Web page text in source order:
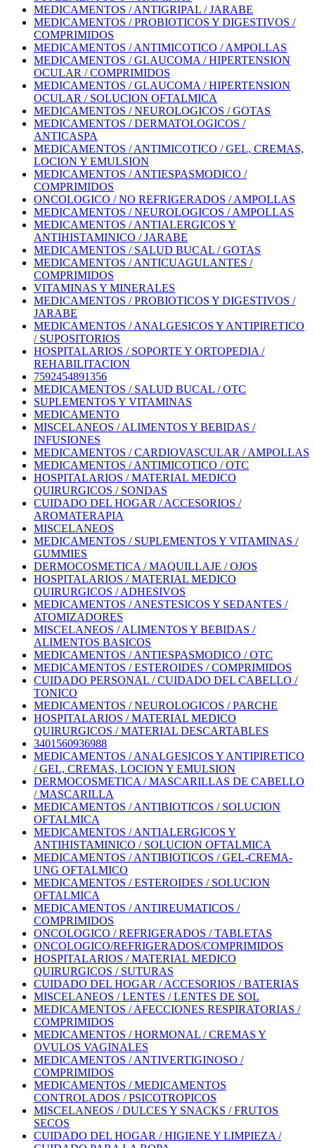
MEDICAMENTOS / ANTIGRIPAL / JARABE
MEDICAMENTOS / PROBIOTICOS Y DIGESTIVOS /
COMPRIMIDOS
MEDICAMENTOS / ANTIMICOTICO / AMPOLLAS
MEDICAMENTOS / GLAUCOMA / HIPERTENSION
OCULAR / COMPRIMIDOS
MEDICAMENTOS / GLAUCOMA / HIPERTENSION
OCULAR / SOLUCION OFTALMICA
MEDICAMENTOS / NEUROLOGICOS / GOTAS
MEDICAMENTOS / DERMATOLOGICOS /
ANTICASPA
MEDICAMENTOS / ANTIMICOTICO / GEL, CREMAS,
LOCION Y EMULSION
MEDICAMENTOS / ANTIESPASMODICO /
COMPRIMIDOS
ONCOLOGICO / NO REFRIGERADOS / AMPOLLAS
MEDICAMENTOS / NEUROLOGICOS / AMPOLLAS
MEDICAMENTOS / ANTIALERGICOS Y
ANTIHISTAMINICO / JARABE
MEDICAMENTOS / SALUD BUCAL / GOTAS
MEDICAMENTOS / ANTICUAGULANTES /
COMPRIMIDOS
VITAMINAS Y MINERALES
MEDICAMENTOS / PROBIOTICOS Y DIGESTIVOS /
JARABE
MEDICAMENTOS / ANALGESICOS Y ANTIPIRETICO
/ SUPOSITORIOS
HOSPITALARIOS / SOPORTE Y ORTOPEDIA /
REHABILITACION
7592454891356
MEDICAMENTOS / SALUD BUCAL / OTC
SUPLEMENTOS Y VITAMINAS
MEDICAMENTO
MISCELANEOS / ALIMENTOS Y BEBIDAS /
INFUSIONES
MEDICAMENTOS / CARDIOVASCULAR / AMPOLLAS
MEDICAMENTOS / ANTIMICOTICO / OTC
HOSPITALARIOS / MATERIAL MEDICO
QUIRURGICOS / SONDAS
CUIDADO DEL HOGAR / ACCESORIOS /
AROMATERAPIA
MISCELANEOS
MEDICAMENTOS / SUPLEMENTOS Y VITAMINAS /
GUMMIES
DERMOCOSMETICA / MAQUILLAJE / OJOS
HOSPITALARIOS / MATERIAL MEDICO
QUIRURGICOS / ADHESIVOS
MEDICAMENTOS / ANESTESICOS Y SEDANTES /
ATOMIZADORES
MISCELANEOS / ALIMENTOS Y BEBIDAS /
ALIMENTOS BASICOS
MEDICAMENTOS / ANTIESPASMODICO / OTC
MEDICAMENTOS / ESTEROIDES / COMPRIMIDOS
CUIDADO PERSONAL / CUIDADO DEL CABELLO /
TONICO
MEDICAMENTOS / NEUROLOGICOS / PARCHE
HOSPITALARIOS / MATERIAL MEDICO
QUIRURGICOS / MATERIAL DESCARTABLES
3401560936988
MEDICAMENTOS / ANALGESICOS Y ANTIPIRETICO
/ GEL, CREMAS, LOCION Y EMULSION
DERMOCOSMETICA / MASCARILLAS DE CABELLO
/ MASCARILLA
MEDICAMENTOS / ANTIBIOTICOS / SOLUCION
OFTALMICA
MEDICAMENTOS / ANTIALERGICOS Y
ANTIHISTAMINICO / SOLUCION OFTALMICA
MEDICAMENTOS / ANTIBIOTICOS / GEL-CREMA-
UNG OFTALMICO
MEDICAMENTOS / ESTEROIDES / SOLUCION
OFTALMICA
MEDICAMENTOS / ANTIREUMATICOS /
COMPRIMIDOS
ONCOLOGICO / REFRIGERADOS / TABLETAS
ONCOLOGICO/REFRIGERADOS/COMPRIMIDOS
HOSPITALARIOS / MATERIAL MEDICO
QUIRURGICOS / SUTURAS
CUIDADO DEL HOGAR / ACCESORIOS / BATERIAS
MISCELANEOS / LENTES / LENTES DE SOL
MEDICAMENTOS / AFECCIONES RESPIRATORIAS /
COMPRIMIDOS
MEDICAMENTOS / HORMONAL / CREMAS Y
OVULOS VAGINALES
MEDICAMENTOS / ANTIVERTIGINOSO /
COMPRIMIDOS
MEDICAMENTOS / MEDICAMENTOS
CONTROLADOS / PSICOTROPICOS
MISCELANEOS / DULCES Y SNACKS / FRUTOS
SECOS
CUIDADO DEL HOGAR / HIGIENE Y LIMPIEZA /